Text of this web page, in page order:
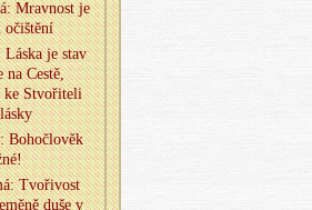
Mrav­nost je
očiš­tě­ní
Láska je stav
na Cestě,
ke Stvo­ři­te­li
Bo­ho­člo­věk
Tvo­ři­vost
duše v